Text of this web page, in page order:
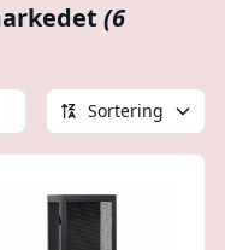
(6
Sortering